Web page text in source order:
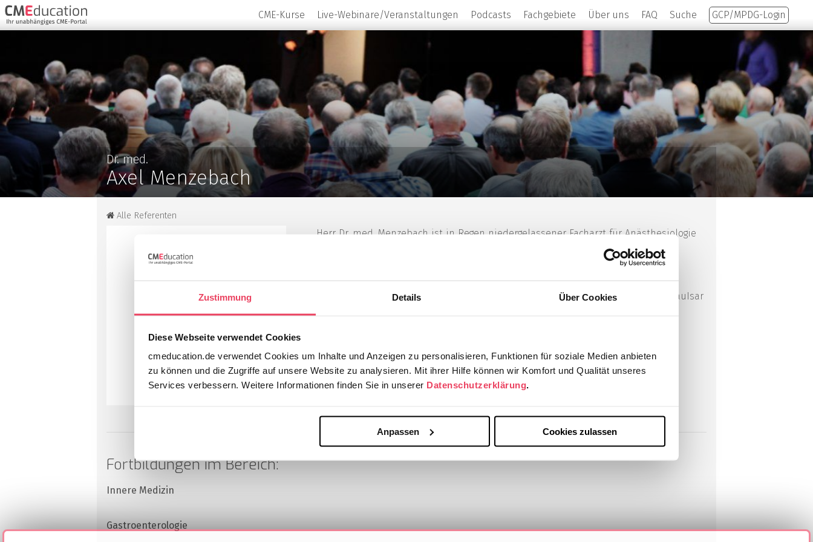
Zustimmung Details Über Cookies
Diese Webseite verwendet Cookies
cmeducation.de verwendet Cookies um Inhalte und Anzeigen zu personalisieren, Funktionen für soziale Medien anbieten
zu können und die Zugriffe auf unsere Website zu analysieren. Mit ihrer Hilfe können wir Komfort und Qualität unseres
Services verbessern. Weitere Informationen finden Sie in unserer Datenschutzerklärung.
Anpassen Cookies zulassen
CME-Kurse Live-Webinare/Veranstaltungen Podcasts Fachgebiete Über uns FAQ Suche GCP/MPDG-Login
Dr. med.
Axel Menzebach
Alle Referenten
Herr Dr. med. Menzebach ist in Regen niedergelassener Facharzt für Anästhesiologie
mit Zusatzbezeichnungen in Spezieller Schmerztherapie, Psychotherapie,
Palliativmedizin, Intensivmedizin, Notfallmedizin und, Suchtmedizinischer
Anästhesiologie, Intensivmedizin, Notfallmedizin und Schmerzmedizin am DonauIsar
Fortbildungen im Bereich:
Innere Medizin
Gastroenterologie